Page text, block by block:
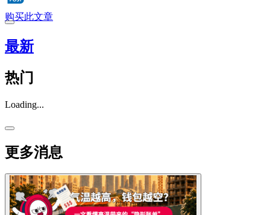
购买此文章
最新
热门
Loading...
更多消息